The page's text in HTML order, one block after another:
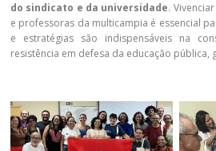
do sindicato e da universidade.
e professoras da multicampia é essencial
e estratégias são indispensáveis na
resistência em defesa da educação pública,